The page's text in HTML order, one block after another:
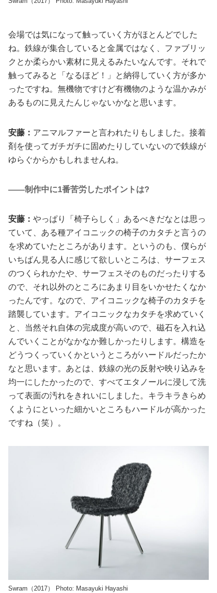
会場では気になって触っていく方がほとんどでした
ね。鉄線が集合していると金属ではなく、ファブリッ
クとか柔らかい素材に見えるみたいなんです。それで
触ってみると「なるほど！」と納得していく方が多か
ったですね。無機物ですけど有機物のような温かみが
あるものに見えたんじゃないかなと思います。
安藤： アニマルファーと言われたりもしました。接着
剤を使ってガチガチに固めたりしていないので鉄線が
ゆらぐからかもしれませんね。
――制作中に1番苦労したポイントは?
安藤： やっぱり「椅子らしく」あるべきだなとは思っ
ていて、ある種アイコニックの椅子のカタチと言うの
を求めていたところがあります。というのも、僕らが
いちばん見る人に感じて欲しいところは、サーフェス
のつくられかたや、サーフェスそのものだったりする
ので、それ以外のところにあまり目をいかせたくなか
ったんです。なので、アイコニックな椅子のカタチを
踏襲しています。アイコニックなカタチを求めていく
と、当然それ自体の完成度が高いので、磁石を入れ込
んでいくことがなかなか難しかったりします。構造を
どうつくっていくかというところがハードルだったか
なと思います。あとは、鉄線の光の反射や映り込みを
均一にしたかったので、すべてエタノールに浸して洗
って表面の汚れをきれいにしました。キラキラきらめ
くようにといった細かいところもハードルが高かった
ですね（笑）。
Swram（2017） Photo: Masayuki Hayashi